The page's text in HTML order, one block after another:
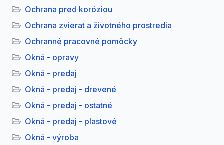
Ochrana pred koróziou
Ochrana zvierat a životného prostredia
Ochranné pracovné pomôcky
Okná - opravy
Okná - predaj
Okná - predaj - drevené
Okná - predaj - ostatné
Okná - predaj - plastové
Okná - výroba